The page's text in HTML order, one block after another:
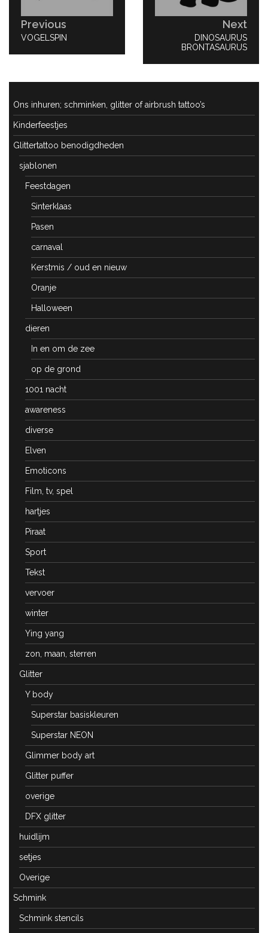
Previous
PREVIOUS
VOGELSPIN
Next
NEXT
POST:
DINOSAURUS
BRONTASAURUS
Ons inhuren; schminken, glitter of airbrush tattoo’s
Kinderfeestjes
Glittertattoo benodigdheden
sjablonen
Feestdagen
Sinterklaas
Pasen
carnaval
Kerstmis / oud en nieuw
Oranje
Halloween
dieren
In en om de zee
op de grond
1001 nacht
awareness
diverse
Elven
Emoticons
Film, tv, spel
hartjes
Piraat
Sport
Tekst
vervoer
winter
Ying yang
zon, maan, sterren
Glitter
Y body
Superstar basiskleuren
Superstar NEON
Glimmer body art
Glitter puffer
overige
DFX glitter
huidlijm
setjes
Overige
Schmink
Schmink stencils